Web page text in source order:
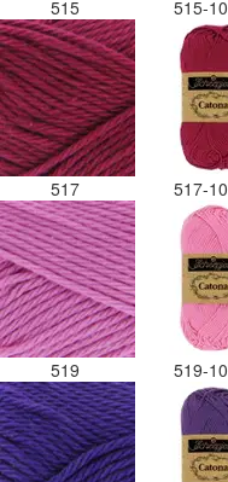
515 515-10
517 517-10
519 519-10